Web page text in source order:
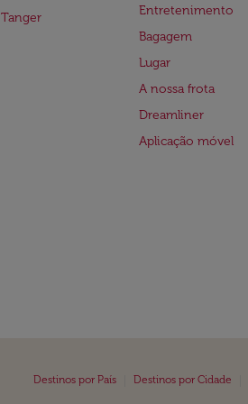
Tanger
Entretenimento
Bagagem
Lugar
A nossa frota
Dreamliner
Aplicação móvel
Destinos por País Destinos por Cidade